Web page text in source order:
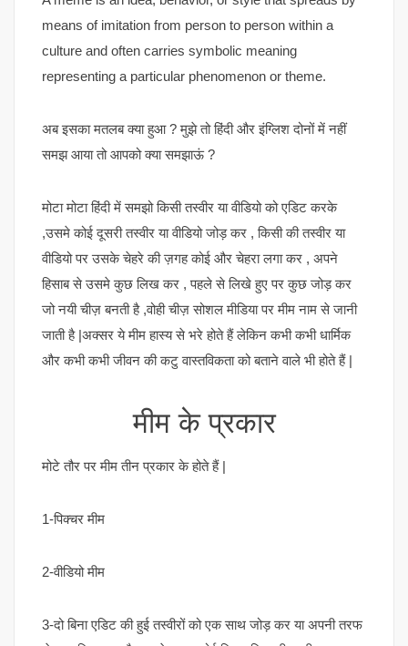
means of imitation from person to person within a
culture and often carries symbolic meaning
representing a particular phenomenon or theme.
अब इसका मतलब क्या हुआ ? मुझे तो हिंदी और इंग्लिश दोनों में नहीं
समझ आया तो आपको क्या समझाऊं ?
मोटा मोटा हिंदी में समझो किसी तस्वीर या वीडियो को एडिट करके
,उसमे कोई दूसरी तस्वीर या वीडियो जोड़ कर , किसी की तस्वीर या
वीडियो पर उसके चेहरे की ज़गह कोई और चेहरा लगा कर , अपने
हिसाब से उसमे कुछ लिख कर , पहले से लिखे हुए पर कुछ जोड़ कर
जो नयी चीज़ बनती है ,वोही चीज़ सोशल मीडिया पर मीम नाम से जानी
जाती है |अक्सर ये मीम हास्य से भरे होते हैं लेकिन कभी कभी धार्मिक
और कभी कभी जीवन की कटु वास्तविकता को बताने वाले भी होते हैं |
मीम के प्रकार
मोटे तौर पर मीम तीन प्रकार के होते हैं |
1-पिक्चर मीम
2-वीडियो मीम
3-दो बिना एडिट की हुई तस्वीरों को एक साथ जोड़ कर या अपनी तरफ